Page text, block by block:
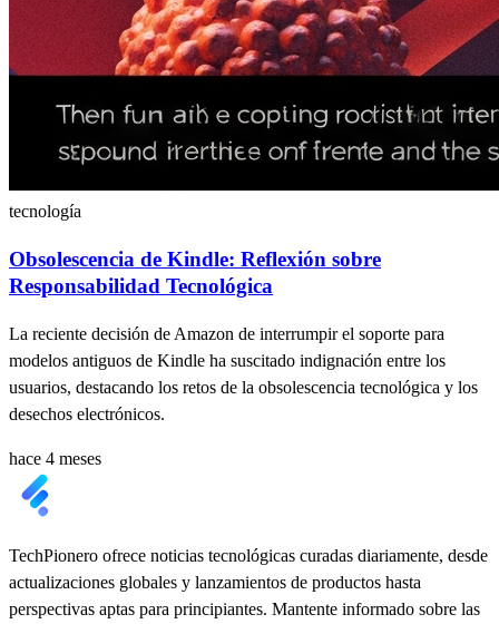
tecnología
Obsolescencia de Kindle: Reflexión sobre
Responsabilidad Tecnológica
La reciente decisión de Amazon de interrumpir el soporte para
modelos antiguos de Kindle ha suscitado indignación entre los
usuarios, destacando los retos de la obsolescencia tecnológica y los
desechos electrónicos.
hace 4 meses
TechPionero ofrece noticias tecnológicas curadas diariamente, desde
actualizaciones globales y lanzamientos de productos hasta
perspectivas aptas para principiantes. Mantente informado sobre las